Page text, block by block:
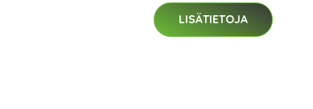
LISÄTIETOJA